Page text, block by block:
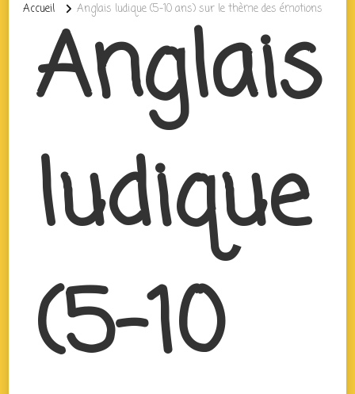
Accueil Anglais ludique (5-10 ans) sur le thème des émotions
Anglais
ludique
(5-10